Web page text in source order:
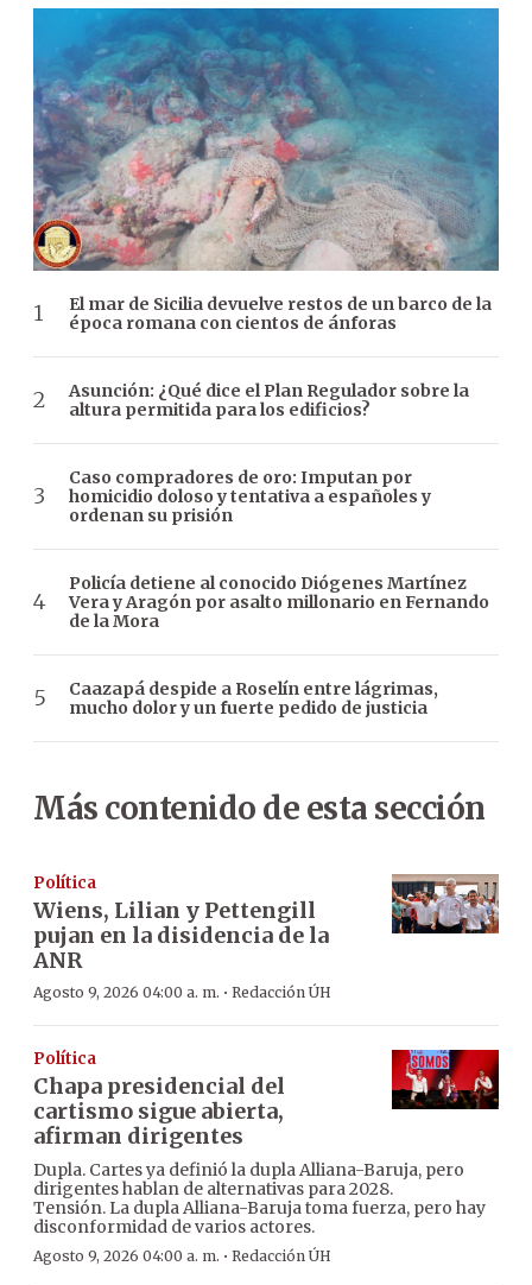
El mar de Sicilia devuelve restos de un barco de la
época romana con cientos de ánforas
Asunción: ¿Qué dice el Plan Regulador sobre la
altura permitida para los edificios?
Caso compradores de oro: Imputan por
homicidio doloso y tentativa a españoles y
ordenan su prisión
Policía detiene al conocido Diógenes Martínez
Vera y Aragón por asalto millonario en Fernando
de la Mora
Caazapá despide a Roselín entre lágrimas,
mucho dolor y un fuerte pedido de justicia
Más contenido de esta sección
Política
Wiens, Lilian y Pettengill
pujan en la disidencia de la
ANR
Agosto 9, 2026 04:00 a. m. · Redacción ÚH
Política
Chapa presidencial del
cartismo sigue abierta,
afirman dirigentes
Dupla. Cartes ya definió la dupla Alliana-Baruja, pero
dirigentes hablan de alternativas para 2028.
Tensión. La dupla Alliana-Baruja toma fuerza, pero hay
disconformidad de varios actores.
Agosto 9, 2026 04:00 a. m. · Redacción ÚH